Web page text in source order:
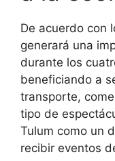
De acuerdo con
generará una
durante los
beneficiando a
transporte,
tipo de
Tulum como un
recibir eventos